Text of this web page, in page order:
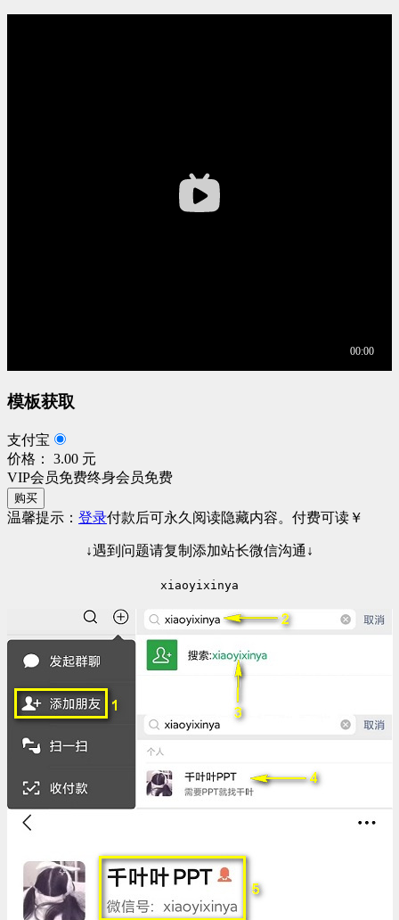
模板获取
支付宝
价格： 3.00 元
VIP会员免费终身会员免费
购买
温馨提示： 登录付款后可永久阅读隐藏内容。 付费可读 ￥
↓遇到问题请复制添加站长微信沟通↓
xiaoyixinya